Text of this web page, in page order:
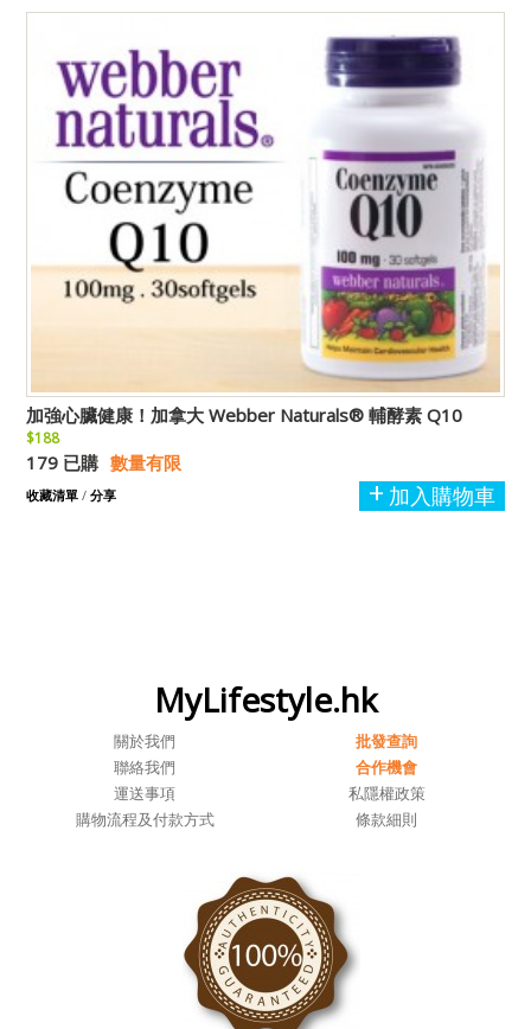
加強心臟健康！加拿大 Webber Naturals® 輔酵素 Q10
$188
179 已購 數量有限
加入購物車
收藏清單 / 分享
MyLifestyle.hk
關於我們
批發查詢
聯絡我們
合作機會
運送事項
私隱權政策
購物流程及付款方式
條款細則